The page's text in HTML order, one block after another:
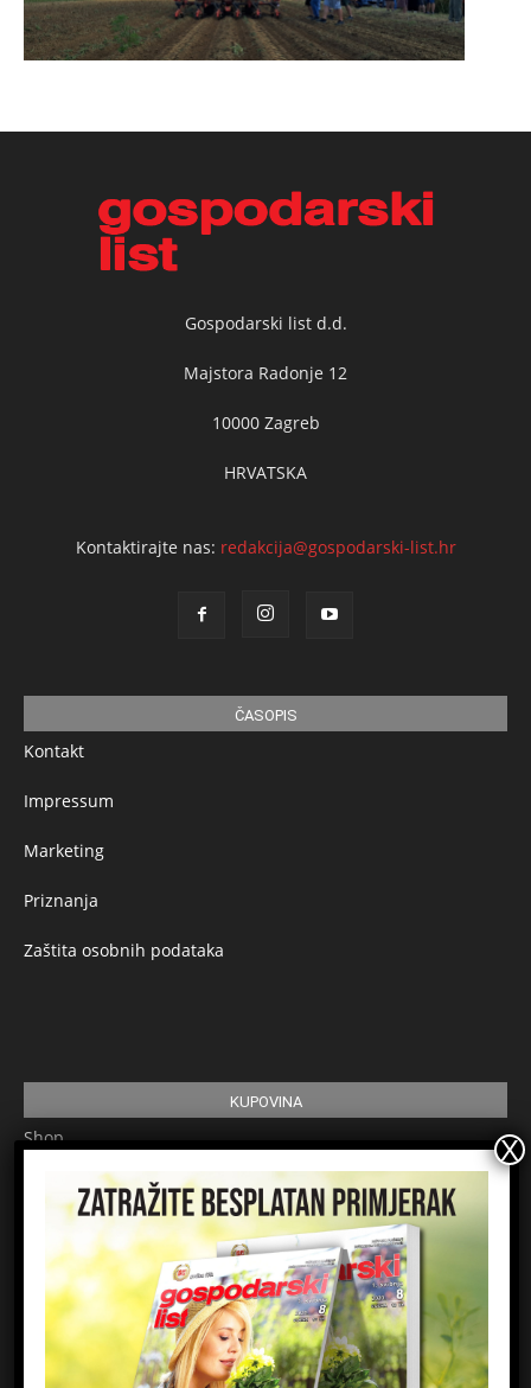
Gospodarski list d.d.
Majstora Radonje 12
10000 Zagreb
HRVATSKA
Kontaktirajte nas: redakcija@gospodarski-list.hr
ČASOPIS
Kontakt
Impressum
Marketing
Priznanja
Zaštita osobnih podataka
KUPOVINA
Shop
Pretplata
Uvjeti korištenja
Prijavite se na newsletter